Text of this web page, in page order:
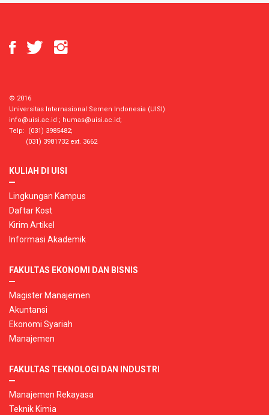
© 2016
Universitas Internasional Semen Indonesia (UISI)
info@uisi.ac.id ; humas@uisi.ac.id;
Telp: (031) 3985482;
(031) 3981732 ext. 3662
KULIAH DI UISI
Lingkungan Kampus
Daftar Kost
Kirim Artikel
Informasi Akademik
FAKULTAS EKONOMI DAN BISNIS
Magister Manajemen
Akuntansi
Ekonomi Syariah
Manajemen
FAKULTAS TEKNOLOGI DAN INDUSTRI
Manajemen Rekayasa
Teknik Kimia